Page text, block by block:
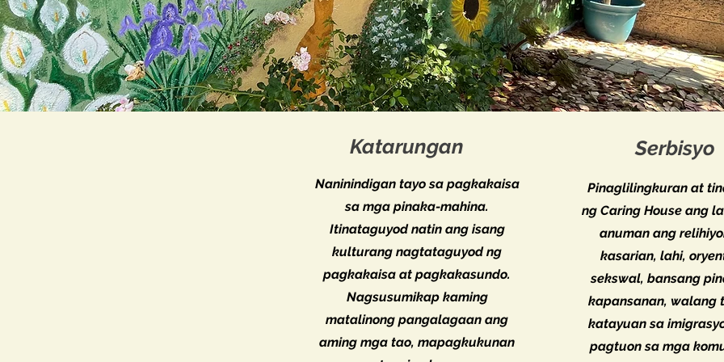
Katarungan
Naninindigan tayo sa pagkakaisa
sa mga pinaka-mahina.
Itinataguyod natin ang isang
kulturang nagtataguyod ng
pagkakaisa at pagkakasundo.
Nagsusumikap kaming
matalinong pangalagaan ang
aming mga tao, mapagkukunan
Serbisyo
Pinaglilingkuran at
ng Caring House ang
anuman ang
kasarian, lahi,
sekswal, bansang
kapansanan, walang
katayuan sa
pagtuon sa mga